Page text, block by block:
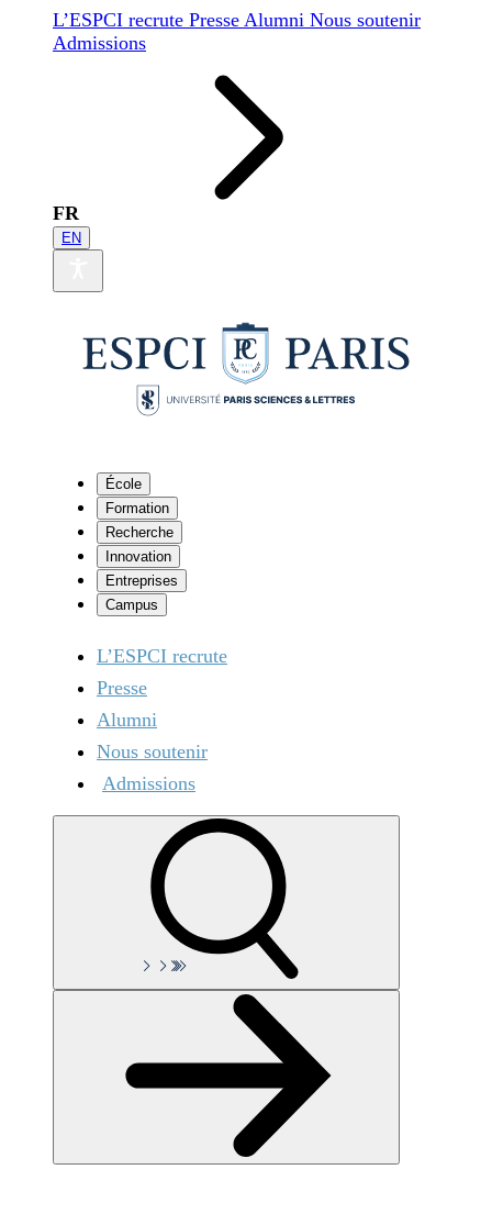
L’ESPCI recrute Presse Alumni Nous soutenir
Admissions
FR
EN
École
Formation
Recherche
Innovation
Entreprises
Campus
L’ESPCI recrute
Presse
Alumni
Nous soutenir
Admissions